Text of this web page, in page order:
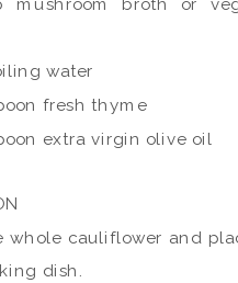
water
fresh thyme
extra virgin olive oil
whole cauliflower and
dish.